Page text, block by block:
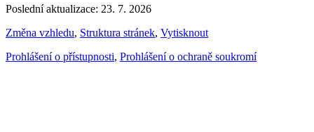
Poslední aktualizace: 23. 7. 2026
Změna vzhledu, Struktura stránek, Vytisknout
Prohlášení o přístupnosti, Prohlášení o ochraně soukromí